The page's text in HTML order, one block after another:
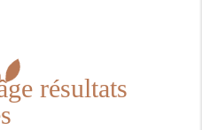
résultats